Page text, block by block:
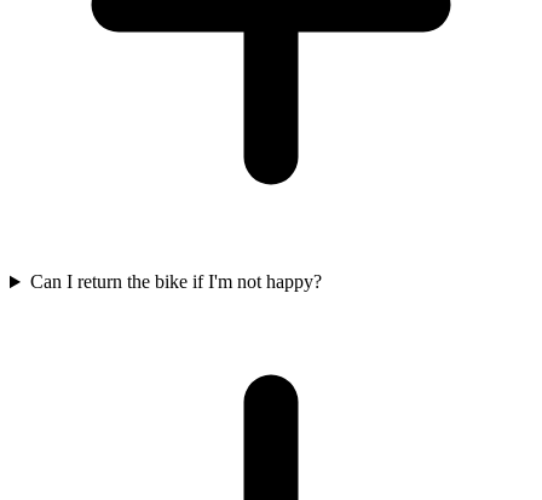
Can I return the bike if I'm not happy?